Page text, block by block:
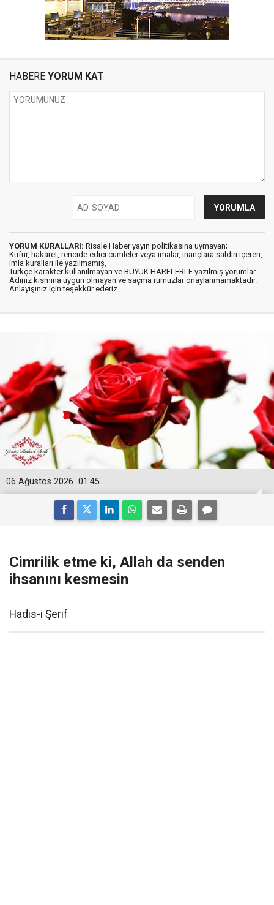
HABERE YORUM KAT
YORUM KURALLARI: Risale Haber yayın politikasına uymayan;
Küfür, hakaret, rencide edici cümleler veya imalar, inançlara saldırı içeren,
imla kuralları ile yazılmamış,
Türkçe karakter kullanılmayan ve BÜYÜK HARFLERLE yazılmış yorumlar
Adınız kısmına uygun olmayan ve saçma rumuzlar onaylanmamaktadır.
Anlayışınız için teşekkür ederiz.
01:45
06 Ağustos 2026
Cimrilik etme ki, Allah da senden
ihsanını kesmesin
Hadis-i Şerif